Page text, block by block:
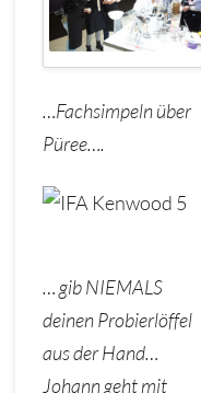
…Fachsimpeln über
Püree….
… gib NIEMALS
deinen Probierlöffel
aus der Hand…
Johann geht mit